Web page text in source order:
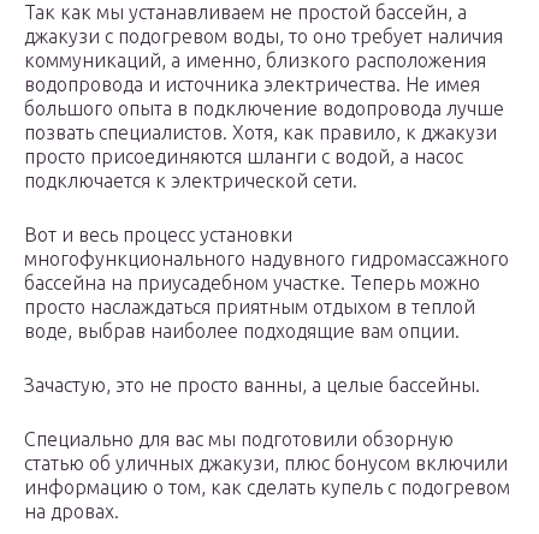
Так как мы устанавливаем не простой бассейн, а
джакузи с подогревом воды, то оно требует наличия
коммуникаций, а именно, близкого расположения
водопровода и источника электричества. Не имея
большого опыта в подключение водопровода лучше
позвать специалистов. Хотя, как правило, к джакузи
просто присоединяются шланги с водой, а насос
подключается к электрической сети.
Вот и весь процесс установки
многофункционального надувного гидромассажного
бассейна на приусадебном участке. Теперь можно
просто наслаждаться приятным отдыхом в теплой
воде, выбрав наиболее подходящие вам опции.
Зачастую, это не просто ванны, а целые бассейны.
Специально для вас мы подготовили обзорную
статью об уличных джакузи, плюс бонусом включили
информацию о том, как сделать купель с подогревом
на дровах.